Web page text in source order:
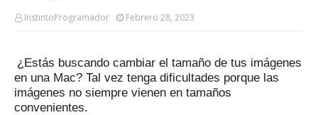
InstintoProgramador Febrero 28, 2023
¿Estás buscando cambiar el tamaño de tus imágenes
en una Mac? Tal vez tenga dificultades porque las
imágenes no siempre vienen en tamaños
convenientes.